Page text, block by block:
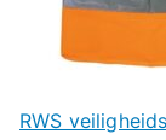
RWS